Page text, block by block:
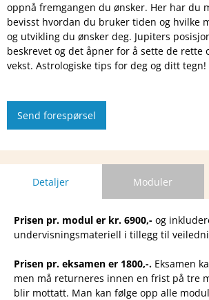
oppnå fremgangen du ønsker. Her har du
bevisst hvordan du bruker tiden og hvilke
og utvikling du ønsker deg. Jupiters
beskrevet og det åpner for å sette de rette
vekst. Astrologiske tips for deg og ditt tegn!
Detaljer Moduler
Prisen pr. modul er kr. 6900,- og
undervisningsmateriell i tillegg til
Prisen pr. eksamen er 1800,-. Eksamen
men må returneres innen en frist på tre
blir mottatt. Man kan følge opp alle